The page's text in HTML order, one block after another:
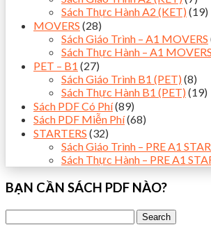
Sách Thực Hành A2 (KET) (19)
MOVERS (28)
Sách Giáo Trình – A1 MOVERS
Sách Thực Hành – A1 MOVERS
PET – B1 (27)
Sách Giáo Trình B1 (PET) (8)
Sách Thực Hành B1 (PET) (19)
Sách PDF Có Phí(89)
Sách PDF Miễn Phí(68)
STARTERS (32)
Sách Giáo Trình – PRE A1
Sách Thực Hành – PRE A1
BẠN CẦN SÁCH PDF NÀO?